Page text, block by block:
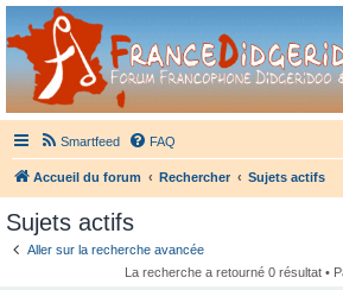
France Didgeridoo
Didgeridoo et Guimbarde sur France Didgeridoo -
Smartfeed FAQ
Accueil du forum Rechercher Sujets actifs
Sujets actifs
Aller sur la recherche avancée
La recherche a retourné 0 résultat •